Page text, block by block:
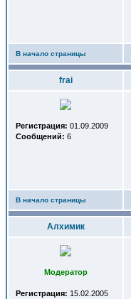
В начало страницы
frai
Регистрация: 01.09.2009
Сообщений: 6
В начало страницы
Алхимик
Модератор
Регистрация: 15.02.2005